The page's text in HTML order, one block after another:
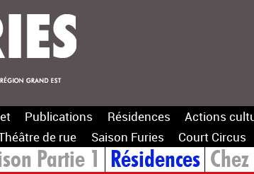
Publications Résidences Actions
de rue
Saison Furies Court Circus
Partie 1 Résidences